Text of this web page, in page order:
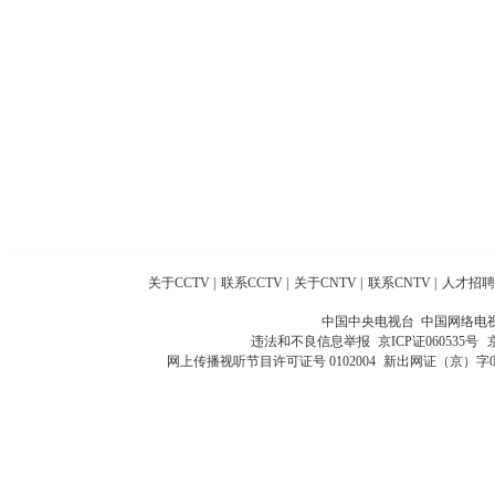
关于CCTV 联系CCTV 关于CNTV 联系CNTV 人才招聘
中国中央电视台 中国网络电
违法和不良信息举报 京ICP证060535号
网上传播视听节目许可证号 0102004 新出网证（京）